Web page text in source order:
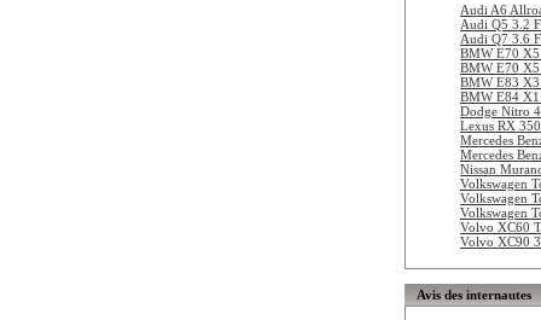
Audi A6
Audi Q5 3.2
Audi Q7 3.6
BMW E70
BMW E70
BMW E83
BMW E84
Dodge Nitro
Lexus RX 350
Mercedes
Mercedes
Nissan
Volkswagen
Volkswagen
Volkswagen
Volvo XC60
Volvo XC90
Avis des internautes